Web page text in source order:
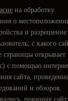
на обработку
о
и разрешение
с какого
страницы открывает
с помощью
сайта,
и обзоров.
покиньте сайт.